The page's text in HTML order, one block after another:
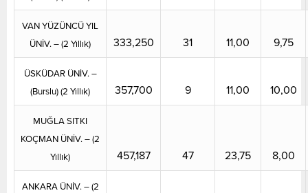
VAN YÜZÜNCÜ YIL
ÜNİV. – (2 Yıllık)
333,250 31 11,00 9,75
ÜSKÜDAR ÜNİV. –
(Burslu) (2 Yıllık)
357,700 9 11,00 10,00
MUĞLA SITKI
KOÇMAN ÜNİV. – (2
Yıllık)
457,187 47 23,75 8,00
ANKARA ÜNİV. – (2